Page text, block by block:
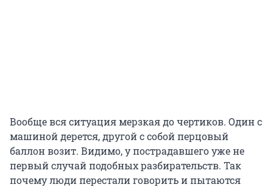
Вообще вся ситуация мерзкая до чертиков. Один с
машиной дерется, другой с собой перцовый
баллон возит. Видимо, у пострадавшего уже не
первый случай подобных разбирательств. Так
почему люди перестали говорить и пытаются